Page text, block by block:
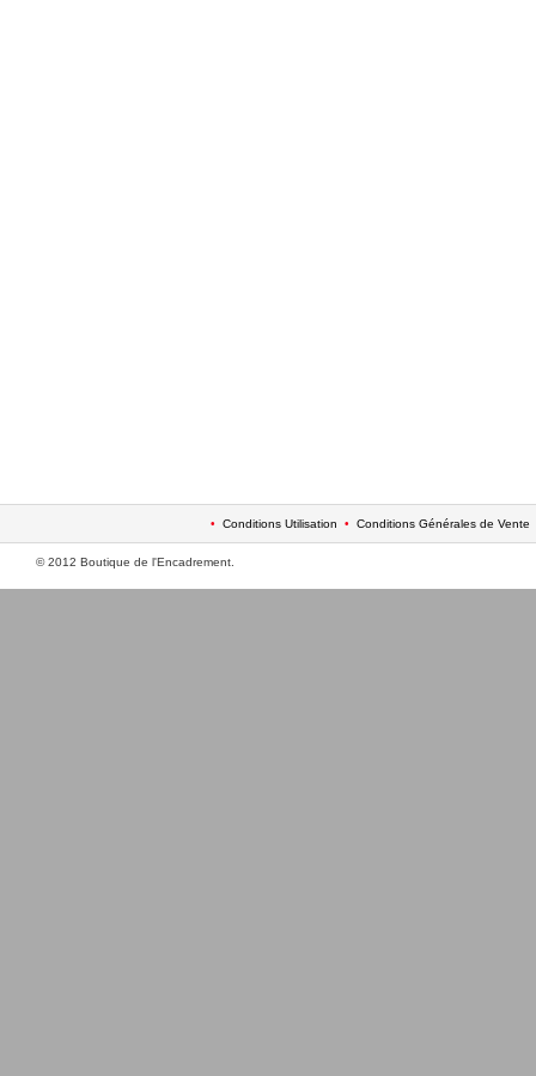
• Conditions Utilisation • Conditions Générales de Vente
© 2012 Boutique de l'Encadrement.